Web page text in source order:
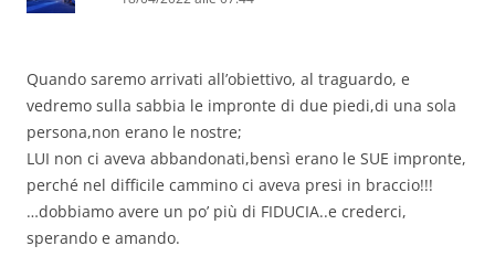
Quando saremo arrivati all’obiettivo, al traguardo, e
vedremo sulla sabbia le impronte di due piedi,di una sola
persona,non erano le nostre;
LUI non ci aveva abbandonati,bensì erano le SUE impronte,
perché nel difficile cammino ci aveva presi in braccio!!!
…dobbiamo avere un po’ più di FIDUCIA..e crederci,
sperando e amando.